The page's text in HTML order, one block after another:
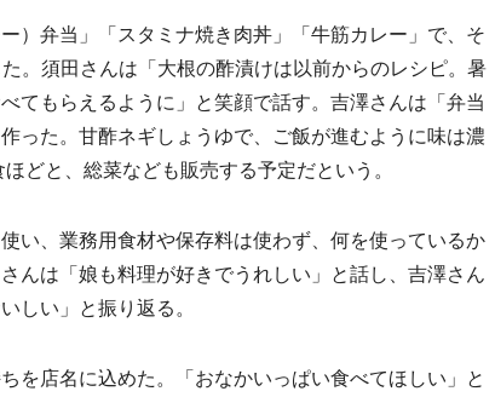
）弁当」「スタミナ焼き肉丼」「牛筋カレー」で、そ
。須田さんは「大根の酢漬けは以前からのレシピ。暑
てもらえるように」と笑顔で話す。吉澤さんは「弁当
った。甘酢ネギしょうゆで、ご飯が進むように味は濃
どと、総菜なども販売する予定だという。
い、業務用食材や保存料は使わず、何を使っているか
んは「娘も料理が好きでうれしい」と話し、吉澤さん
しい」と振り返る。
を店名に込めた。「おなかいっぱい食べてほしい」と